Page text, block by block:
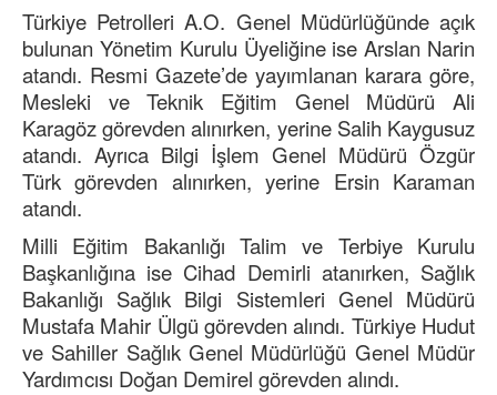
Türkiye Petrolleri A.O. Genel Müdürlüğünde açık
bulunan Yönetim Kurulu Üyeliğine ise Arslan Narin
atandı. Resmi Gazete’de yayımlanan karara göre,
Mesleki ve Teknik Eğitim Genel Müdürü Ali
Karagöz görevden alınırken, yerine Salih Kaygusuz
atandı. Ayrıca Bilgi İşlem Genel Müdürü Özgür
Türk görevden alınırken, yerine Ersin Karaman
atandı.
Milli Eğitim Bakanlığı Talim ve Terbiye Kurulu
Başkanlığına ise Cihad Demirli atanırken, Sağlık
Bakanlığı Sağlık Bilgi Sistemleri Genel Müdürü
Mustafa Mahir Ülgü görevden alındı. Türkiye Hudut
ve Sahiller Sağlık Genel Müdürlüğü Genel Müdür
Yardımcısı Doğan Demirel görevden alındı.